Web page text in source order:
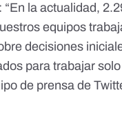
: “En la actualidad,
equipos
decisiones
para trabajar
de prensa de